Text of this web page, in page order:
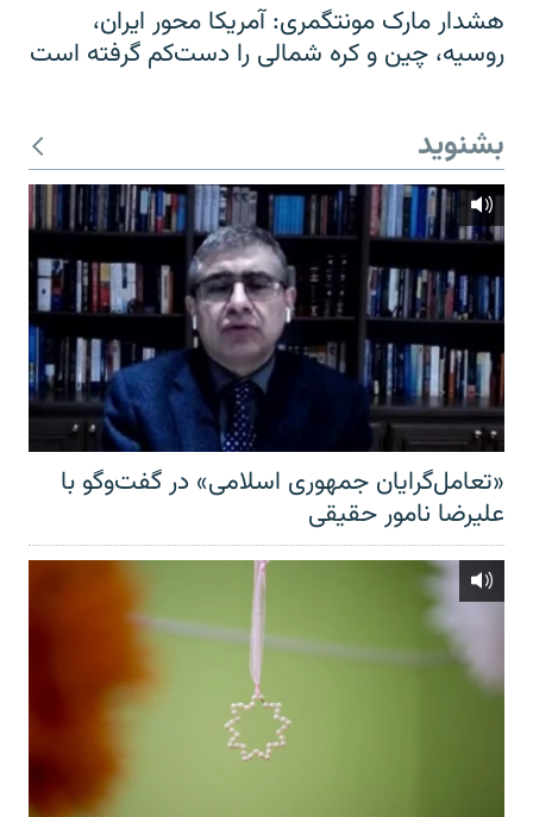
هشدار مارک مونتگمری: آمریکا محور ایران،
روسیه، چین و کره شمالی را دست‌کم گرفته است
بشنوید
«تعامل‌گرایان جمهوری اسلامی» در گفت‌وگو با
علیرضا نامور حقیقی